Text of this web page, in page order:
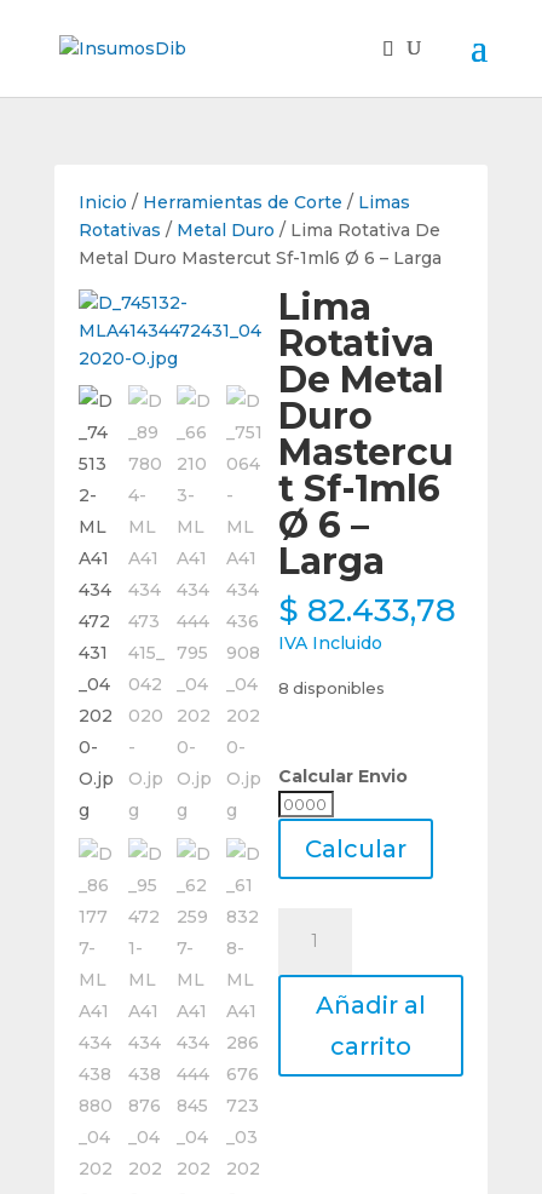
Inicio / Herramientas de Corte / Limas
Rotativas / Metal Duro / Lima Rotativa De
Metal Duro Mastercut Sf-1ml6 Ø 6 – Larga
Lima
Rotativa
De Metal
Duro
Mastercu
t Sf-1ml6
Ø 6 –
Larga
$ 82.433,78
IVA Incluido
8 disponibles
Calcular Envio
Calcular
Calcular
Rotativa
De
Metal
Mastercut
Añadir al
carrito